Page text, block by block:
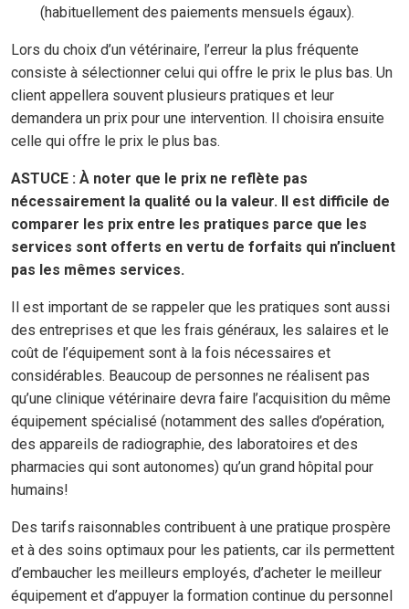
(habituellement des paiements mensuels égaux).
Lors du choix d’un vétérinaire, l’erreur la plus fréquente
consiste à sélectionner celui qui offre le prix le plus bas. Un
client appellera souvent plusieurs pratiques et leur
demandera un prix pour une intervention. Il choisira ensuite
celle qui offre le prix le plus bas.
ASTUCE : À noter que le prix ne reflète pas
nécessairement la qualité ou la valeur. Il est difficile de
comparer les prix entre les pratiques parce que les
services sont offerts en vertu de forfaits qui n’incluent
pas les mêmes services.
Il est important de se rappeler que les pratiques sont aussi
des entreprises et que les frais généraux, les salaires et le
coût de l’équipement sont à la fois nécessaires et
considérables. Beaucoup de personnes ne réalisent pas
qu’une clinique vétérinaire devra faire l’acquisition du même
équipement spécialisé (notamment des salles d’opération,
des appareils de radiographie, des laboratoires et des
pharmacies qui sont autonomes) qu’un grand hôpital pour
humains!
Des tarifs raisonnables contribuent à une pratique prospère
et à des soins optimaux pour les patients, car ils permettent
d’embaucher les meilleurs employés, d’acheter le meilleur
équipement et d’appuyer la formation continue du personnel